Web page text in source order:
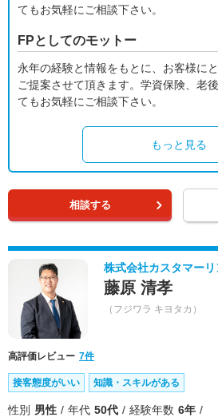
てもお気軽にご相談下さい。
FPとしてのモットー
永年の経験と情報をもとに、お客様に
ご提案させて頂きます。学資保険、老
てもお気軽にご相談下さい。
もっと見る
相談する
株式会社カスタマーリ
藤原 清孝
（フジワラ キヨタカ）
高評価レビュー 7件
接客態度がいい 知識・スキルがある
性別 男性 年代 50代 経験年数 6年